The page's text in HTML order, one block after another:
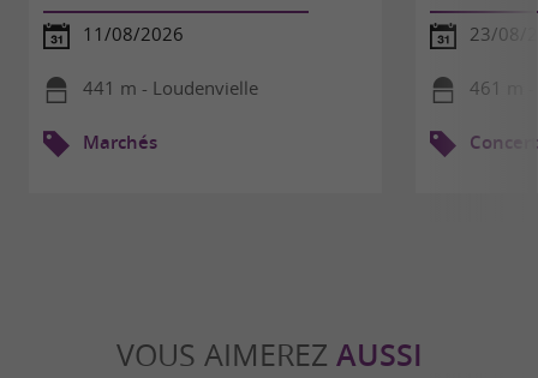
11/08/2026
441 m - Loudenvielle
Marchés
23/08/
461 m
VOUS AIMEREZ AUSSI